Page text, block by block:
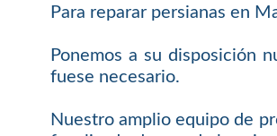
Para reparar persianas en
Ponemos a su disposición
fuese necesario.
Nuestro amplio equipo de